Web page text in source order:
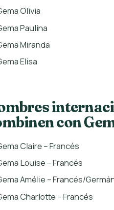
Olivia
Paulina
Miranda
Elisa
con
Claire – Francés
Louise – Francés
Amélie – Francés/
Charlotte – Francés